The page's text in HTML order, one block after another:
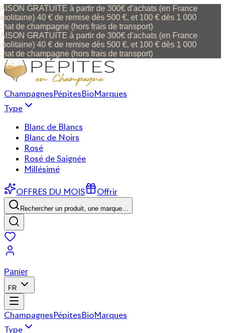
GRATUITE à partir de 300€ d'achats (en France
40 € de remise dès 500 €, et 100 € dès 1 000
de champagne (hors frais de transport)
GRATUITE à partir de 300€ d'achats (en France
40 € de remise dès 500 €, et 100 € dès 1 000
de champagne (hors frais de transport)
ChampagnesPépitesBioMarques
Type
Blanc de Blancs
Blanc de Noirs
Rosé
Rosé de Saignée
Millésimé
OFFRES DU MOIS Offrir
Rechercher un produit, une marque…
Panier
FR
ChampagnesPépitesBioMarques
Type